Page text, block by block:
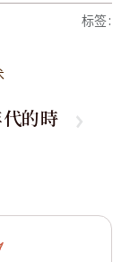
标签:
的時